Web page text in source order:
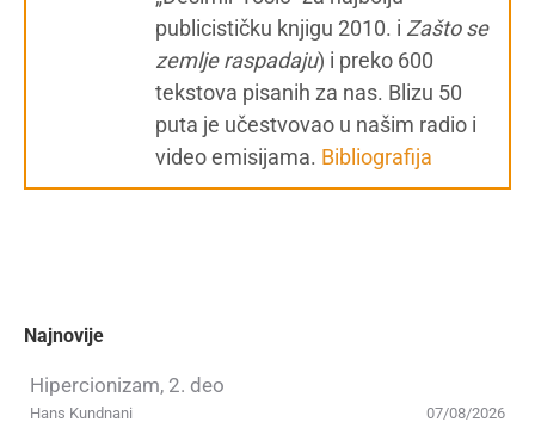
publicističku knjigu 2010. i Zašto se
zemlje raspadaju) i preko 600
tekstova pisanih za nas. Blizu 50
puta je učestvovao u našim radio i
video emisijama. Bibliografija
Najnovije
Hipercionizam, 2. deo
07/08/2026
Hans Kundnani